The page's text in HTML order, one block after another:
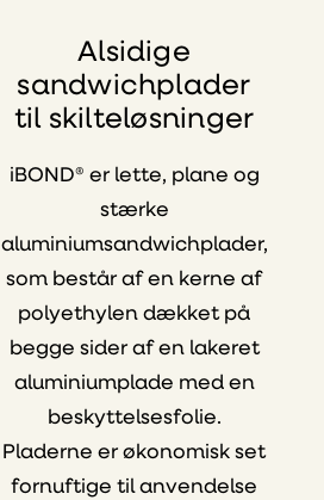
Alsidige
sandwichplader
til skilteløsninger
iBOND® er lette, plane og
stærke
aluminiumsandwichplader,
som består af en kerne af
polyethylen dækket på
begge sider af en lakeret
aluminiumplade med en
beskyttelsesfolie.
Pladerne er økonomisk set
fornuftige til anvendelse